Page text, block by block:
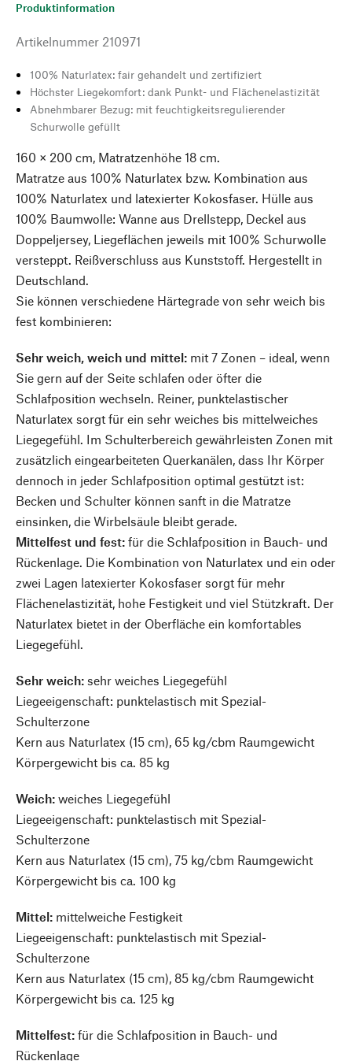
Produktinformation
Artikelnummer 210971
100% Naturlatex: fair gehandelt und zertifiziert
Höchster Liegekomfort: dank Punkt- und Flächenelastizität
Abnehmbarer Bezug: mit feuchtigkeitsregulierender
Schurwolle gefüllt
160 × 200 cm, Matratzenhöhe 18 cm.
Matratze aus 100% Naturlatex bzw. Kombination aus
100% Naturlatex und latexierter Kokosfaser. Hülle aus
100% Baumwolle: Wanne aus Drellstepp, Deckel aus
Doppeljersey, Liegeflächen jeweils mit 100% Schurwolle
versteppt. Reißverschluss aus Kunststoff. Hergestellt in
Deutschland.
Sie können verschiedene Härtegrade von sehr weich bis
fest kombinieren:
Sehr weich, weich und mittel: mit 7 Zonen – ideal, wenn
Sie gern auf der Seite schlafen oder öfter die
Schlafposition wechseln. Reiner, punktelastischer
Naturlatex sorgt für ein sehr weiches bis mittelweiches
Liegegefühl. Im Schulterbereich gewährleisten Zonen mit
zusätzlich eingearbeiteten Querkanälen, dass Ihr Körper
dennoch in jeder Schlafposition optimal gestützt ist:
Becken und Schulter können sanft in die Matratze
einsinken, die Wirbelsäule bleibt gerade.
Mittelfest und fest: für die Schlafposition in Bauch- und
Rückenlage. Die Kombination von Naturlatex und ein oder
zwei Lagen latexierter Kokosfaser sorgt für mehr
Flächenelastizität, hohe Festigkeit und viel Stützkraft. Der
Naturlatex bietet in der Oberfläche ein komfortables
Liegegefühl.
Sehr weich: sehr weiches Liegegefühl
Liegeeigenschaft: punktelastisch mit Spezial-
Schulterzone
Kern aus Naturlatex (15 cm), 65 kg/cbm Raumgewicht
Körpergewicht bis ca. 85 kg
Weich: weiches Liegegefühl
Liegeeigenschaft: punktelastisch mit Spezial-
Schulterzone
Kern aus Naturlatex (15 cm), 75 kg/cbm Raumgewicht
Körpergewicht bis ca. 100 kg
Mittel: mittelweiche Festigkeit
Liegeeigenschaft: punktelastisch mit Spezial-
Schulterzone
Kern aus Naturlatex (15 cm), 85 kg/cbm Raumgewicht
Körpergewicht bis ca. 125 kg
Mittelfest: für die Schlafposition in Bauch- und
Rückenlage